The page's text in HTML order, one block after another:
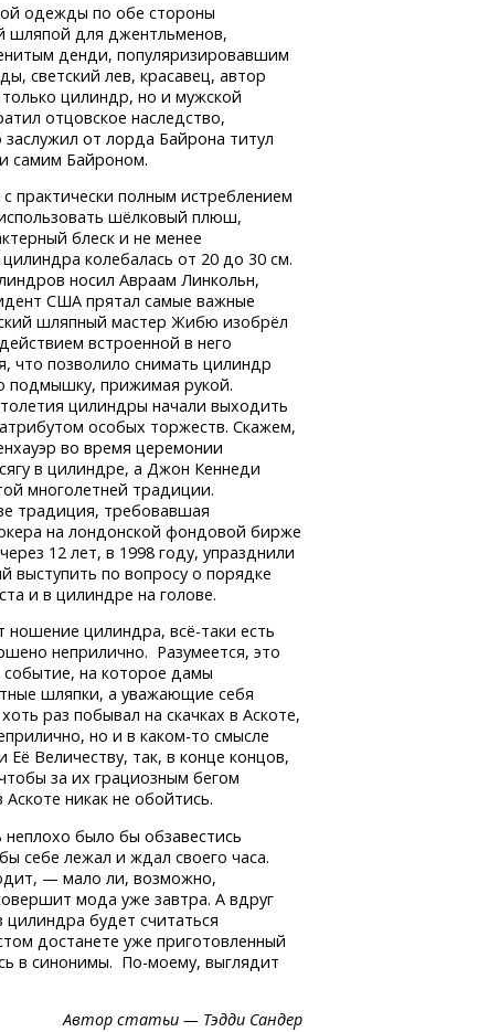
одежды по обе стороны
шляпой для джентльменов,
денди, популяризировавшим
светский лев, красавец, автор
цилиндр, но и мужской
отцовское наследство,
от лорда Байрона титул
самим Байроном.
практически полным истреблением
шёлковый плюш,
блеск и не менее
колебалась от 20 до 30 см.
носил Авраам Линкольн,
США прятал самые важные
шляпный мастер Жибю изобрёл
встроенной в него
что позволило снимать цилиндр
подмышку, прижимая рукой.
цилиндры начали выходить
особых торжеств. Скажем,
во время церемонии
в цилиндре, а Джон Кеннеди
многолетней традиции.
традиция, требовавшая
на лондонской фондовой бирже
12 лет, в 1998 году, упразднили
выступить по вопросу о порядке
и в цилиндре на голове.
ношение цилиндра,всё-таки есть
неприлично. Разумеется, это
на которое дамы
шляпки, а уважающие себя
раз побывал на скачках в Аскоте,
но и в каком-то смысле
Величеству, так, в конце концов,
за их грациозным бегом
никак не обойтись.
было бы обзавестись
себе лежал и ждал своего часа.
— мало ли, возможно,
мода уже завтра. А вдруг
цилиндра будет считаться
достанете уже приготовленный
в синонимы. По-моему, выглядит
Автор статьи — Тэдди Сандер